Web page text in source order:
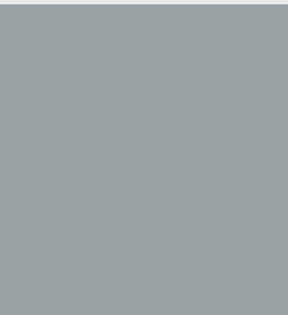
um Aspekte bezüglich